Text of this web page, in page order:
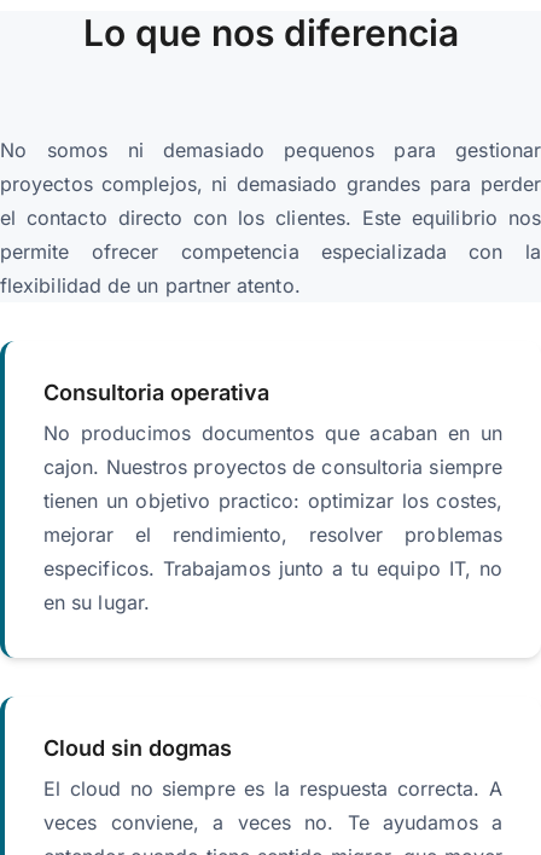
Lo que nos diferencia
No somos ni demasiado pequenos para gestionar
proyectos complejos, ni demasiado grandes para perder
el contacto directo con los clientes. Este equilibrio nos
permite ofrecer competencia especializada con la
flexibilidad de un partner atento.
Consultoria operativa
No producimos documentos que acaban en un
cajon. Nuestros proyectos de consultoria siempre
tienen un objetivo practico: optimizar los costes,
mejorar el rendimiento, resolver problemas
especificos. Trabajamos junto a tu equipo IT, no
en su lugar.
Cloud sin dogmas
El cloud no siempre es la respuesta correcta. A
veces conviene, a veces no. Te ayudamos a